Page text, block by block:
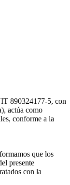
890324177-5, con
actúa como
conforme a la
que los
presente
con la